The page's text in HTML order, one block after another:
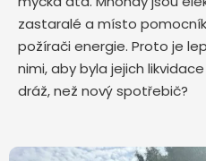
zastaralé a místo
požírači energie. Proto je
nimi, aby byla jejich
dráž, než nový spotřebič?